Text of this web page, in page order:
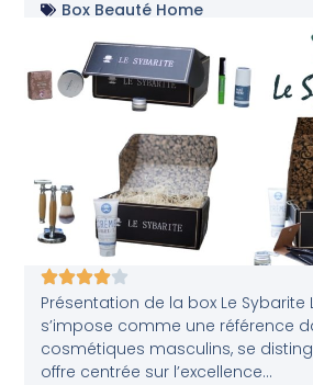
Box Beauté Home
Présentation de la box Le Sybarite
s’impose comme une référence
cosmétiques masculins, se
offre centrée sur l’excellence...